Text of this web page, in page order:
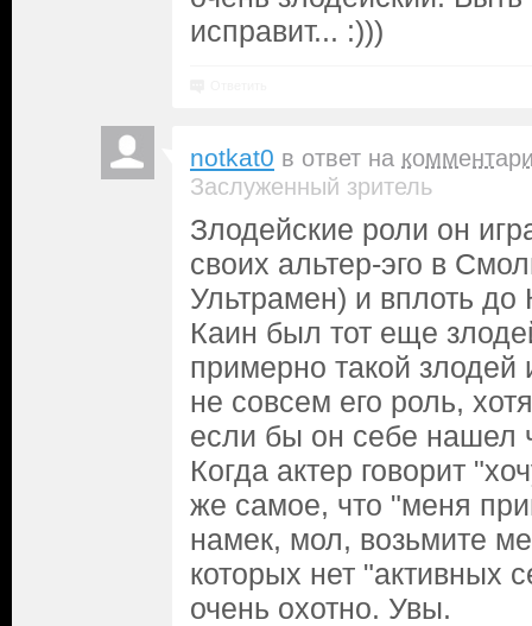
исправит... :)))
notkat0 в ответ на
Заслуженный зритель
Злодейские роли он
своих альтер-эго в
Ультрамен) и вплоть
Каин был тот еще
примерно такой
не совсем его роль,
если бы он себе нашел
Когда актер говорит
же самое, что "меня
намек, мол, возьмите
которых нет "активных
очень охотно. Увы.